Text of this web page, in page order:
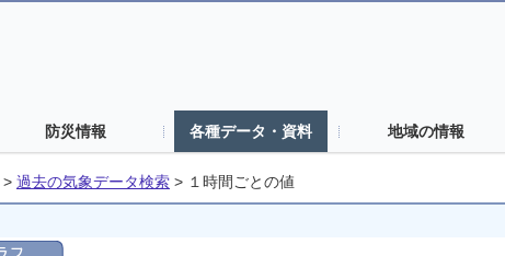
防災情報 各種データ・資料 地域の情報
> 過去の気象データ検索 > １時間ごとの値